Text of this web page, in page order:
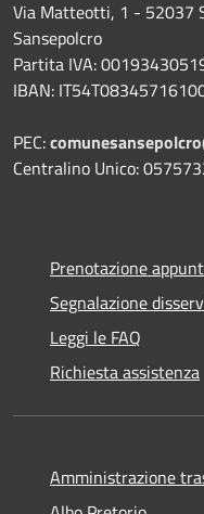
Via Matteotti, 1 - 52037
Sansepolcro
Partita IVA:
IBAN:
PEC:
Centralino Unico:
Prenotazione
Segnalazione
Leggi le FAQ
Richiesta assistenza
Amministrazione